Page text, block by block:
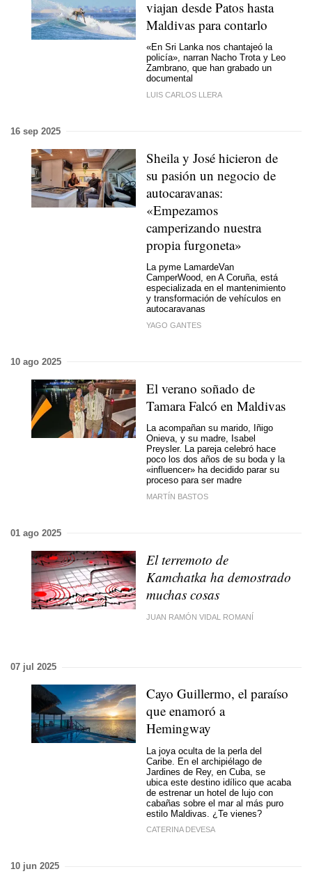
viajan desde Patos hasta
Maldivas para contarlo
«En Sri Lanka nos chantajeó la
policía», narran Nacho Trota y Leo
Zambrano, que han grabado un
documental
LUIS CARLOS LLERA
16 sep 2025
Sheila y José hicieron de
su pasión un negocio de
autocaravanas:
«Empezamos
camperizando nuestra
propia furgoneta»
La pyme LamardeVan
CamperWood, en A Coruña, está
especializada en el mantenimiento
y transformación de vehículos en
autocaravanas
YAGO GANTES
10 ago 2025
El verano soñado de
Tamara Falcó en Maldivas
La acompañan su marido, Iñigo
Onieva, y su madre, Isabel
Preysler. La pareja celebró hace
poco los dos años de su boday la
«influencer» ha decidido parar su
proceso para ser madre
MARTÍN BASTOS
01 ago 2025
El terremoto de
Kamchatka ha demostrado
muchas cosas
JUAN RAMÓN VIDAL ROMANÍ
07 jul 2025
Cayo Guillermo, el paraíso
que enamoró a
Hemingway
La joya oculta de la perla del
Caribe. En el archipiélago de
Jardines de Rey, en Cuba, se
ubica este destino idílico que acaba
de estrenar un hotel de lujo con
cabañas sobre el mar al más puro
estilo Maldivas. ¿Te vienes?
CATERINA DEVESA
10 jun 2025